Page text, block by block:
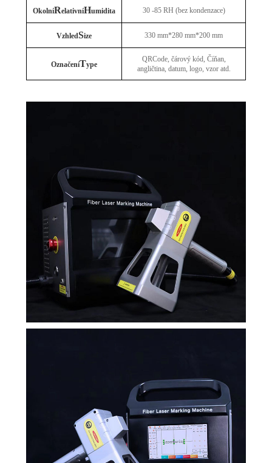
OkolníRelativníHumidita 30 -85 RH (bez kondenzace)
VzhledSize 330 mm*280 mm*200 mm
OznačeníType
QRCode, čárový kód, Číňan,
angličtina, datum, logo, vzor atd.